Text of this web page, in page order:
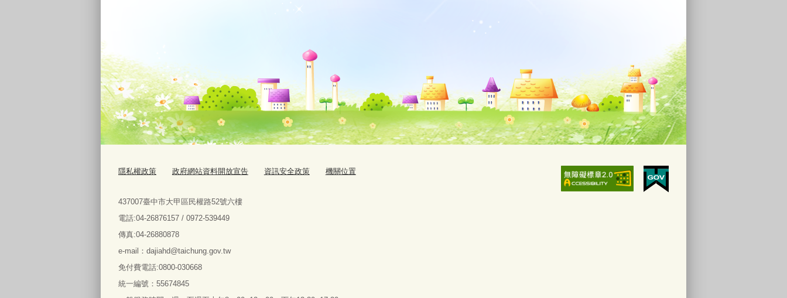
隱私權政策 政府網站資料開放宣告 資訊安全政策 機關位置
437007臺中市大甲區民權路52號六樓
電話:04-26876157 / 0972-539449
傳真:04-26880878
e-mail：dajiahd@taichung.gov.tw
免付費電話:0800-030668
統一編號：55674845